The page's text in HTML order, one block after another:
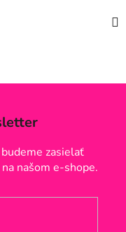
zasielať
našom e-shope.